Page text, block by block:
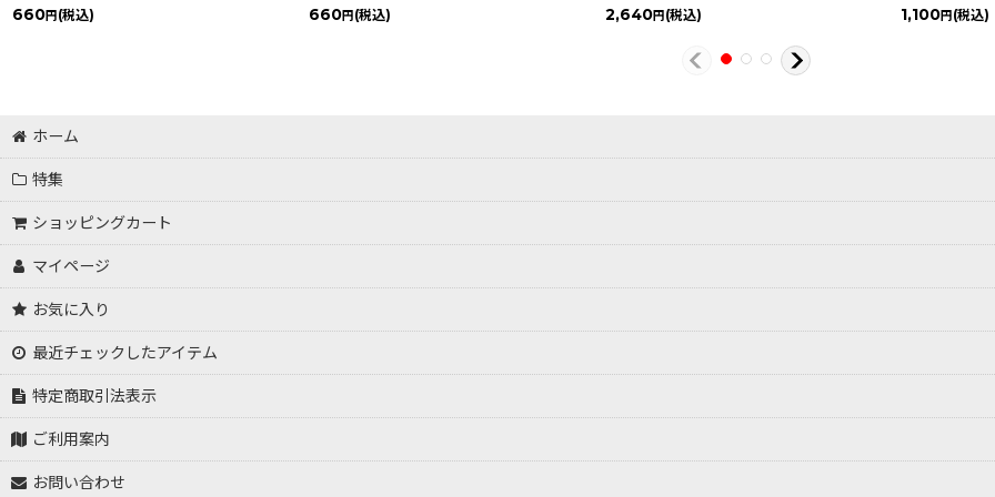
660円 (税込) 660円 (税込) 2,640円 (税込) 1,100円 (税込)
ホーム
特集
ショッピングカート
マイページ
お気に入り
最近チェックしたアイテム
特定商取引法表示
ご利用案内
お問い合わせ